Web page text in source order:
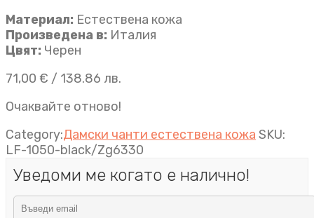
Материал: Естествена кожа
Произведена в: Италия
Цвят: Черен
71,00 € / 138.86 лв.
Очаквайте отново!
Category:Дамски чанти естествена кожа SKU:
LF-1050-black/Zg6330
Уведоми ме когато е налично!